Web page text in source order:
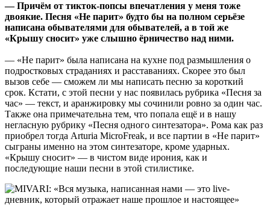
— Причём от тикток-попсы впечатления у меня тоже
двоякие. Песня «Не парит» будто бы на полном серьёзе
написана обывателями для обывателей, а в той же
«Крышу сносит» уже слышно ёрничество над ними.
— «Не парит» была написана на кухне под размышления о
подростковых страданиях и расставаниях. Скорее это был
вызов себе — сможем ли мы написать песню за короткий
срок. Кстати, с этой песни у нас появилась рубрика «Песня за
час» — текст, и аранжировку мы сочинили ровно за один час.
Также она примечательна тем, что попала ещё и в нашу
негласную рубрику «Песня одного синтезатора». Рома как раз
приобрел тогда Arturia MicroFreak, и все партии в «Не парит»
сыграны именно на этом синтезаторе, кроме ударных.
«Крышу сносит» — в чистом виде ирония, как и
последующие наши песни в этой стилистике.